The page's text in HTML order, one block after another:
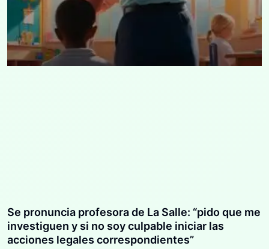
Se pronuncia profesora de La Salle: “pido que me
investiguen y si no soy culpable iniciar las
acciones legales correspondientes”